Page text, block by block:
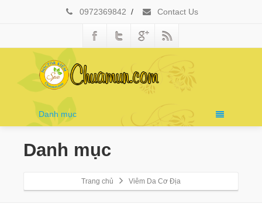
0972369842 / Contact Us
Danh mục
Danh mục
Trang chủ Viêm Da Cơ Địa